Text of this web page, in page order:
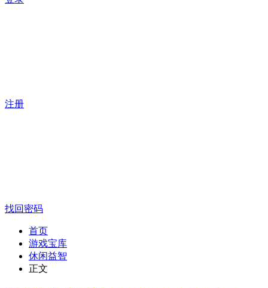
注册
找回密码
首页
游戏宝库
休闲益智
正文